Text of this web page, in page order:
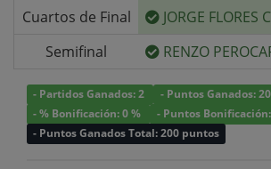
Cuartos de Final JORGE FLORES
Semifinal
RENZO
- Partidos Ganados: 2
- Puntos Ganados:
- % Bonificación: 0 %
- Puntos
- Puntos Ganados Total: 200 puntos